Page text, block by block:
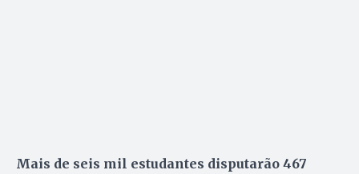
Mais de seis mil estudantes disputarão 467